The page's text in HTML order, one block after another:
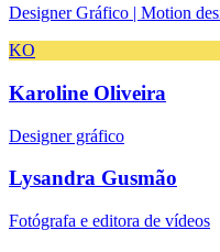
Designer Gráfico | Motion
KO
Karoline Oliveira
Designer gráfico
Lysandra Gusmão
Fotógrafa e editora de vídeos